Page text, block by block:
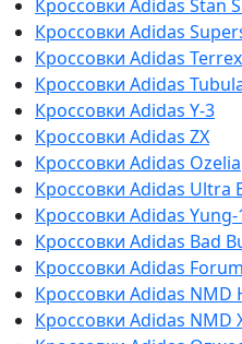
Кроссовки Adidas Stan
Кроссовки Adidas
Кроссовки Adidas Terrex
Кроссовки Adidas
Кроссовки Adidas Y-3
Кроссовки Adidas ZX
Кроссовки Adidas Ozelia
Кроссовки Adidas Ultra
Кроссовки Adidas Yung-
Кроссовки Adidas Bad
Кроссовки Adidas Forum
Кроссовки Adidas NMD
Кроссовки Adidas NMD